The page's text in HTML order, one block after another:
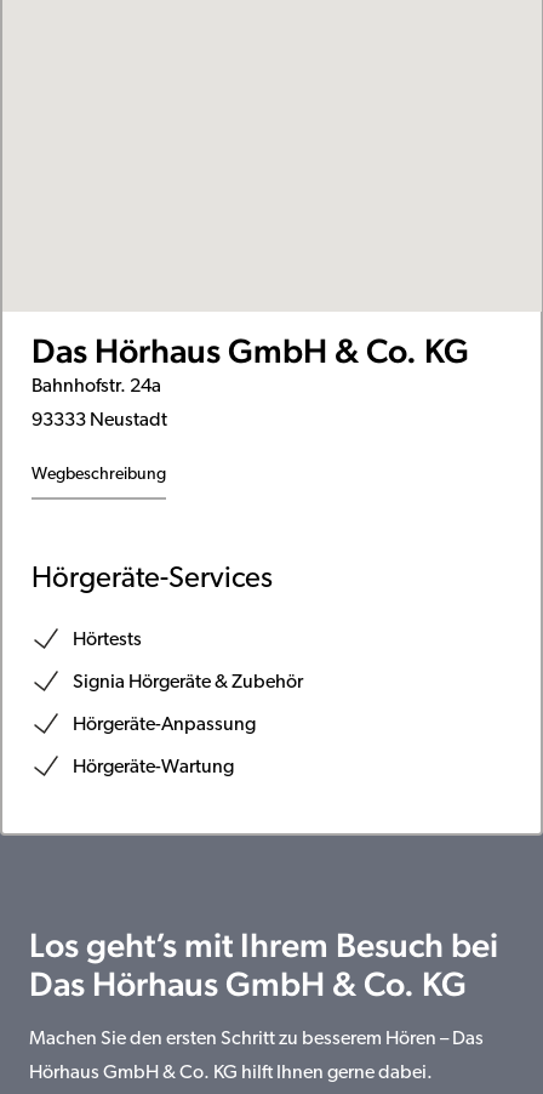
Das Hörhaus GmbH & Co. KG
Bahnhofstr. 24a
93333 Neustadt
Wegbeschreibung
Hörgeräte-Services
Hörtests
Signia Hörgeräte & Zubehör
Hörgeräte-Anpassung
Hörgeräte-Wartung
Los geht’s mit Ihrem Besuch bei
Das Hörhaus GmbH & Co. KG
Machen Sie den ersten Schritt zu besserem Hören – Das
Hörhaus GmbH & Co. KG hilft Ihnen gerne dabei.